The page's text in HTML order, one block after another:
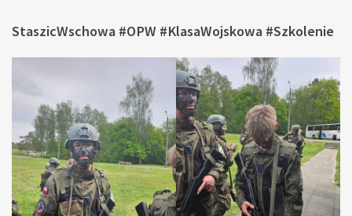
StaszicWschowa #OPW #KlasaWojskowa #Szkolenie